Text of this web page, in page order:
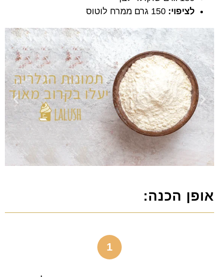
לציפוי: 150 גרם ממרח לוטוס
אופן הכנה:
1